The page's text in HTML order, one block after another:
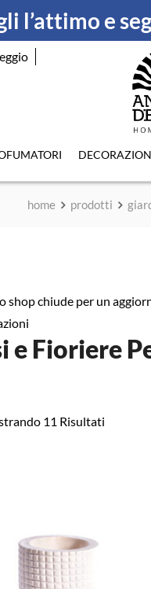
l’attimo e
home prodotti
shop chiude per un
e Fioriere
11 Risultati